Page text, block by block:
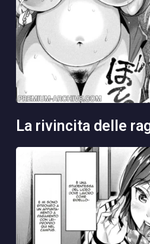
la rivincita delle